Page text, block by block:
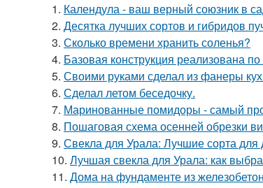
1. Календула - ваш верный союзник в
2. Десятка лучших сортов и гибридов
3. Сколько времени хранить соленья?
4. Базовая конструкция реализована
5. Своими руками сделал из фанеры
6. Сделал летом беседочку.
7. Маринованные помидоры - самый
8. Пошаговая схема осенней обрезки
9. Свекла для Урала: Лучшие сорта для
10. Лучшая свекла для Урала: как
11. Дома на фундаменте из